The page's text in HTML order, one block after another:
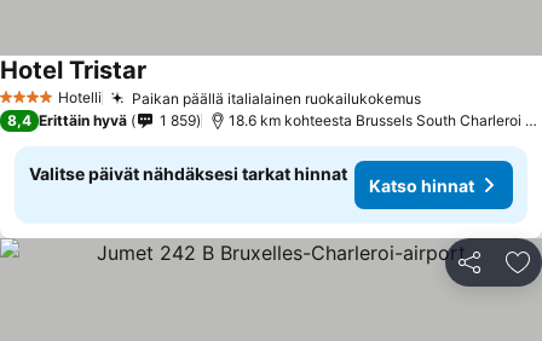
4 Tähtiluokitus
Hotelli Paikan päällä italialainen ruokailukokemus
Hotel Tristar
8,4 Erittäin hyvä 1 859 18.6 km kohteesta Brussels South Charleroi Airport
Valitse päivät nähdäksesi tarkat hinnat
Katso hinnat
Jaa